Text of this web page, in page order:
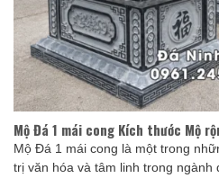
Mộ Đá 1 mái cong Kích thước Mộ
Mộ Đá 1 mái cong là một trong
trị văn hóa và tâm linh trong ngành